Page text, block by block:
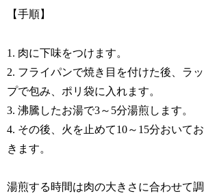
【手順】
1. 肉に下味をつけます。
2. フライパンで焼き目を付けた後、ラッ
プで包み、ポリ袋に入れます。
3. 沸騰したお湯で3～5分湯煎します。
4. その後、火を止めて10～15分おいてお
きます。
湯煎する時間は肉の大きさに合わせて調